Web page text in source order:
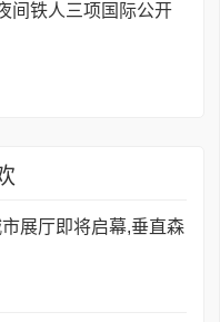
间铁人三项国际公开
展厅即将启幕,垂直森